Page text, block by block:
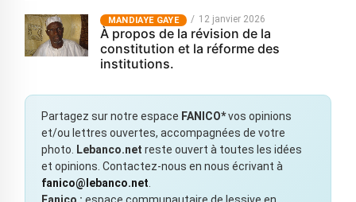
MANDIAYE GAYE 12 janvier 2026
À propos de la révision de la
constitution et la réforme des
institutions.
Partagez sur notre espace FANICO*vos opinions
et/ou lettres ouvertes, accompagnées de votre
photo. Lebanco.net reste ouvert à toutes les idées
et opinions. Contactez-nous en nous écrivant à
fanico@lebanco.net
Fanico : espace communautaire de lessive en